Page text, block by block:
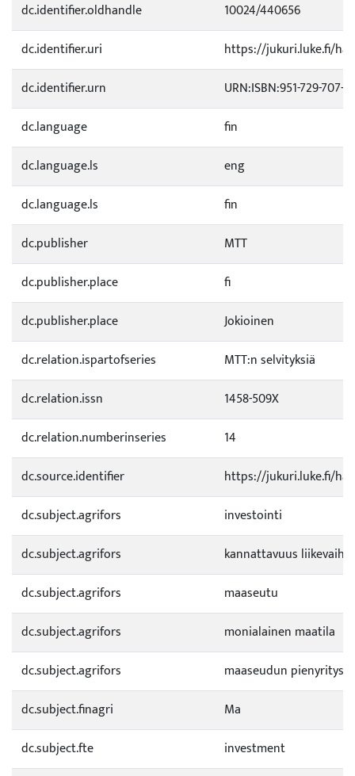
dc.identifier.oldhandle
10024/440656
dc.identifier.uri
https://jukuri.luke.fi/
dc.identifier.urn
URN:ISBN:951-729-707-6
dc.language
fin
dc.language.ls
eng
dc.language.ls
fin
dc.publisher
MTT
dc.publisher.place
fi
dc.publisher.place
Jokioinen
dc.relation.ispartofseries
MTT:n selvityksiä
dc.relation.issn
1458-509X
dc.relation.numberinseries
14
dc.source.identifier
https://jukuri.luke.fi/
dc.subject.agrifors
investointi
dc.subject.agrifors
kannattavuus
dc.subject.agrifors
maaseutu
dc.subject.agrifors
monialainen maatila
dc.subject.agrifors
maaseudun pienyritys
dc.subject.finagri
Ma
dc.subject.fte
investment